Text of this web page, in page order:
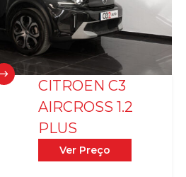
CITROEN C3
AIRCROSS 1.2
PLUS
Ver Preço